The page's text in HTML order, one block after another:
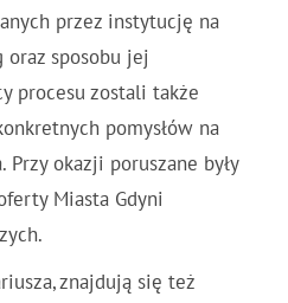
przez instytucję na
oraz sposobu jej
procesu zostali także
pomysłów na
okazji poruszane były
Miasta Gdyni
znajdują się też